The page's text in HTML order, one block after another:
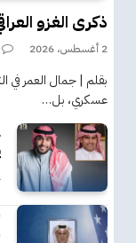
ذكرى الغزو
2 أغسطس، 2026
بقلم | جمال العمر في
عسكري، بل…
1